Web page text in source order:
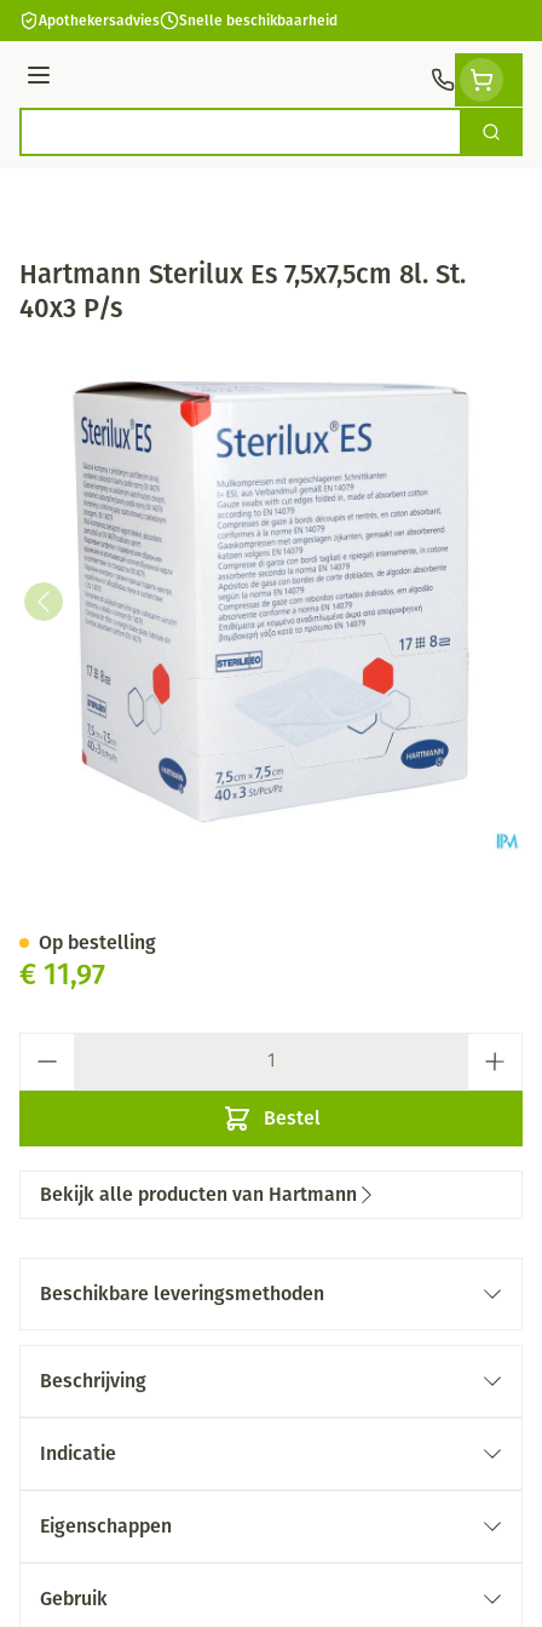
Ga naar de inhoud
Apothekersadvies Snelle beschikbaarheid
Menu
Zoek
Hartmann Sterilux Es 7,5x7,5cm 8l. St.
40x3 P/s
€ 11,97
Bestel
Op bestelling
Bekijk alle producten van Hartmann
Beschikbare leveringsmethoden
Beschrijving
Indicatie
Eigenschappen
Gebruik